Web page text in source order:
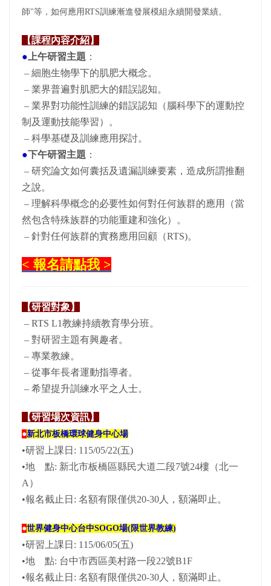
師"等，如何應用RTS訓練漸進發展模組永續開發業績。
【課程內容介紹】
● 上午研習主題 ：
– 細胞生物學下的肌肥大概念。
– 業界普遍對肌肥大的錯誤認知。
– 業界對功能性訓練的錯誤認知（腦科學下的運動控
制及運動技能學習）。
– 科學基礎及訓練應用探討。
●下午研習主題 ：
– 研究論文如何囊括及遺漏訓練要素，造成所謂推翻
之說。
– 理解科學概念的必要性如何對任何族群的應用（當
然包含特殊族群的功能重建和強化）。
– 針對任何族群的實務應用回顧（RTS)。
< 報名請點我 >
【研習對象】
– RTS L1教練持續教育學分班。
– 對研習主題有興趣者。
– 專業教練。
– 從事年長者運動指導者。
– 希望提升訓練水平之人士。
【研習場次資訊】
●新北市板橋環球健身中心場
•研習上課日: 115/05/22(五)
•地 點: 新北市板橋區縣民大道二段7號24樓（北一
A）
•報名截止日: 名額有限僅供20-30人，額滿即止。
●世界健身中心台中SOGO場(限世界教練)
•研習上課日: 115/06/05(五)
•地 點: 台中市西區美村路一段22號B1F
•報名截止日: 名額有限僅供20-30人，額滿即止。